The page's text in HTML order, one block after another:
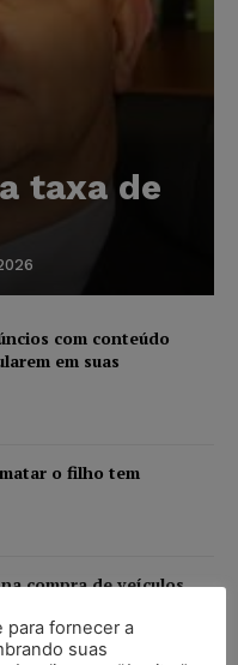
taxa de
com conteúdo
em suas
o filho tem
compra de veículos
para fornecer a
suas